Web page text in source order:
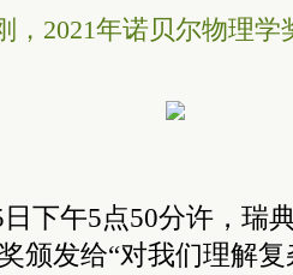
，2021年诺贝尔物理学
下午5点50分许， 瑞
颁发给“对我们理解